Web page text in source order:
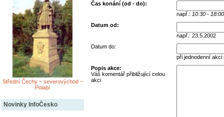
Střední Čechy ~ severovýchod ~
Polabí
Novinky InfoČesko
Čas konání (od - do):
např.: 10:30 - 18:00
Datum od:
např.: 23.5.2002
Datum do:
při jednodenní akci
Popis akce:
Váš komentář přibližující celou
akci